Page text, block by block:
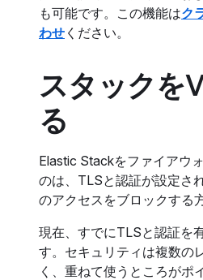
も可能です。この機能はク
わせ ください。
スタックを
る
Elastic Stackをファイアウ
のは、TLSと認証が設定さ
のアクセスをブロックする
現在、すでにTLSと認証を
す。セキュリティは複数の
く、重ねて使うところがポ